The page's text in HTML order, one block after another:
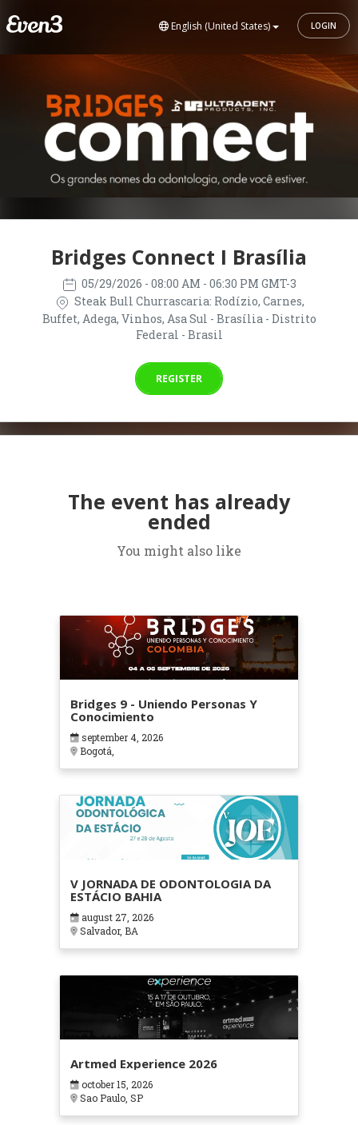
English (United States) LOGIN
Bridges Connect I Brasília
05/29/2026 - 08:00 AM - 06:30 PM GMT-3
Steak Bull Churrascaria: Rodízio, Carnes,
Buffet, Adega, Vinhos, Asa Sul - Brasília - Distrito
Federal - Brasil
REGISTER
The event has already
ended
You might also like
Bridges 9 - Uniendo Personas Y
Conocimiento
september 4, 2026
Bogotá,
V JORNADA DE ODONTOLOGIA DA
ESTÁCIO BAHIA
august 27, 2026
Salvador, BA
Artmed Experience 2026
october 15, 2026
Sao Paulo, SP